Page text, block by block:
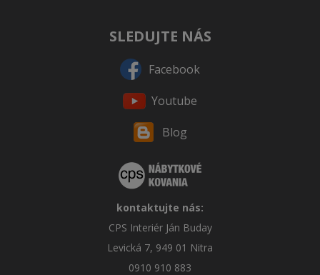
SLEDUJTE NÁS
Facebook
Youtube
Blog
kontaktujte nás:
CPS Interiér Ján Buday
Levická 7, 949 01 Nitra
0910 910 883